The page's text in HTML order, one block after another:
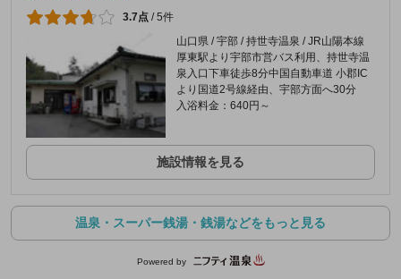
3.7点 /5件
山口県 / 宇部 / 持世寺温泉 / JR山陽本線
厚東駅より宇部市営バス利用、持世寺温
泉入口下車徒歩8分中国自動車道 小郡IC
より国道2号線経由、宇部方面へ30分
入浴料金：640円～
施設情報を見る
温泉・スーパー銭湯・銭湯などをもっと見る
Powered by